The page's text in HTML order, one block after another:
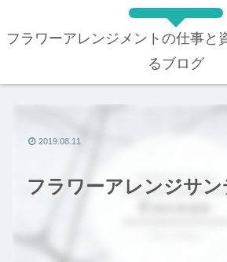
フラワーアレンジメントの仕事と
るブログ
フラワーアレンジサ
2019.08.11